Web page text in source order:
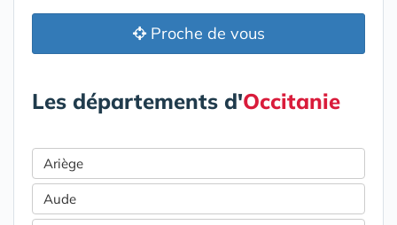
Proche de vous
Les départements d'Occitanie
Ariège
Aude